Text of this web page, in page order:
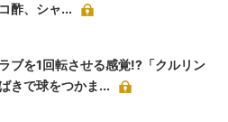
酢、シャ...
ブを1回転させる感覚!?「クルリン
きで球をつかま...